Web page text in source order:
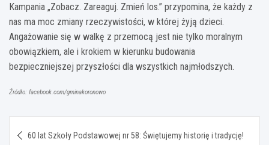
Kampania „Zobacz. Zareaguj. Zmień los.” przypomina, że każdy z
nas ma moc zmiany rzeczywistości, w której żyją dzieci.
Angażowanie się w walkę z przemocą jest nie tylko moralnym
obowiązkiem, ale i krokiem w kierunku budowania
bezpieczniejszej przyszłości dla wszystkich najmłodszych.
Źródło: facebook.com/gminakoronowo
60 lat Szkoły Podstawowej nr 58: Świętujemy historię i tradycję!